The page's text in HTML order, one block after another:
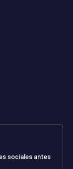
sociales antes